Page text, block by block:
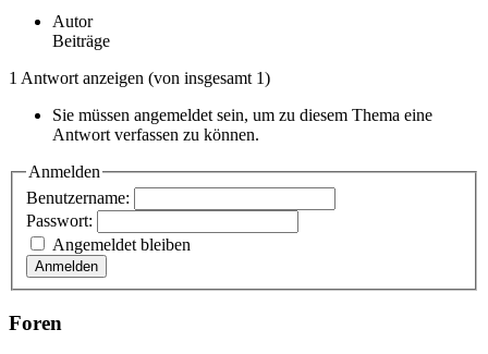
Autor
Beiträge
1 Antwort anzeigen (von insgesamt 1)
Sie müssen angemeldet sein, um zu diesem Thema eine
Antwort verfassen zu können.
Anmelden
Benutzername:
Passwort:
Angemeldet bleiben
Anmelden
Foren